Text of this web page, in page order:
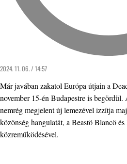
2024. 11. 06. / 14:57
Már javában zakatol Európa útjain a
november 15-én Budapestre is
nemrég megjelent új lemezével izzítja
közönség hangulatát, a Beastö Blancö
közreműködésével.